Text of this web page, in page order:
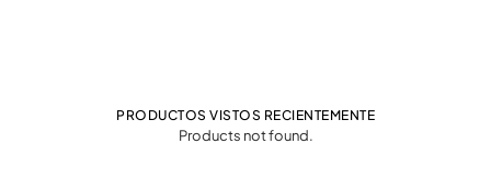
PRODUCTOS VISTOS RECIENTEMENTE
Products not found.